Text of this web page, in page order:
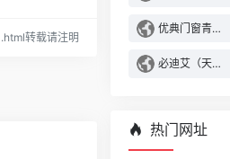
转载请注明
优典门窗青岛服务中心-青岛_系统窗_门窗厂家_旧窗改造_封阳台
必迪艾（天津）轴承有限公司
热门网址